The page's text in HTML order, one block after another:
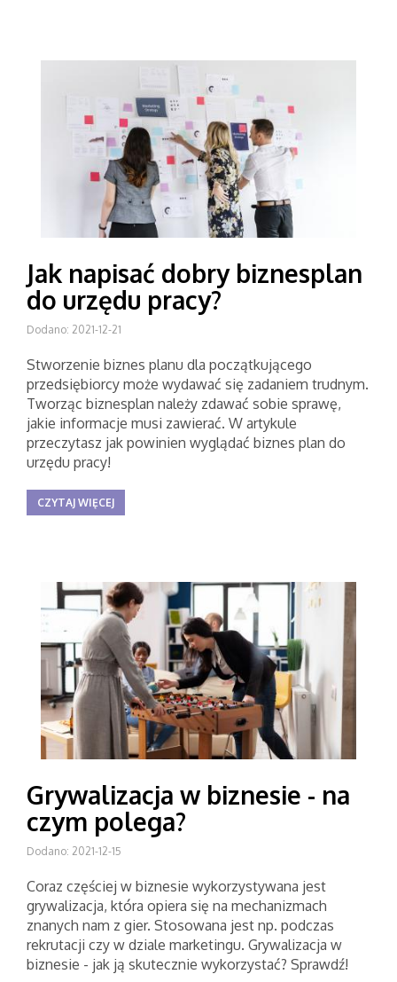
Jak napisać dobry biznesplan
do urzędu pracy?
Dodano: 2021-12-21
Stworzenie biznes planu dla początkującego
przedsiębiorcy może wydawać się zadaniem trudnym.
Tworząc biznesplan należy zdawać sobie sprawę,
jakie informacje musi zawierać. W artykule
przeczytasz jak powinien wyglądać biznes plan do
urzędu pracy!
CZYTAJ WIĘCEJ
Grywalizacja w biznesie - na
czym polega?
Dodano: 2021-12-15
Coraz częściej w biznesie wykorzystywana jest
grywalizacja, która opiera się na mechanizmach
znanych nam z gier. Stosowana jest np. podczas
rekrutacji czy w dziale marketingu. Grywalizacja w
biznesie - jak ją skutecznie wykorzystać? Sprawdź!